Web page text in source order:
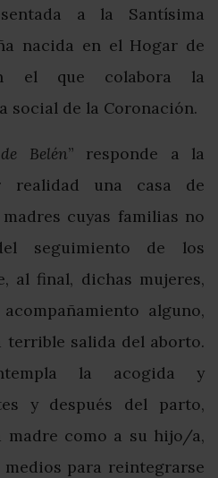
a la Santísima
nacida en el Hogar de
el que colabora la
social de la Coronación.
Belén” responde a la
realidad una casa de
cuyas familias no
seguimiento de los
al final, dichas mujeres,
alguno,
terrible salida del aborto.
la acogida y
y después del parto,
madre como a su hijo/a,
para reintegrarse